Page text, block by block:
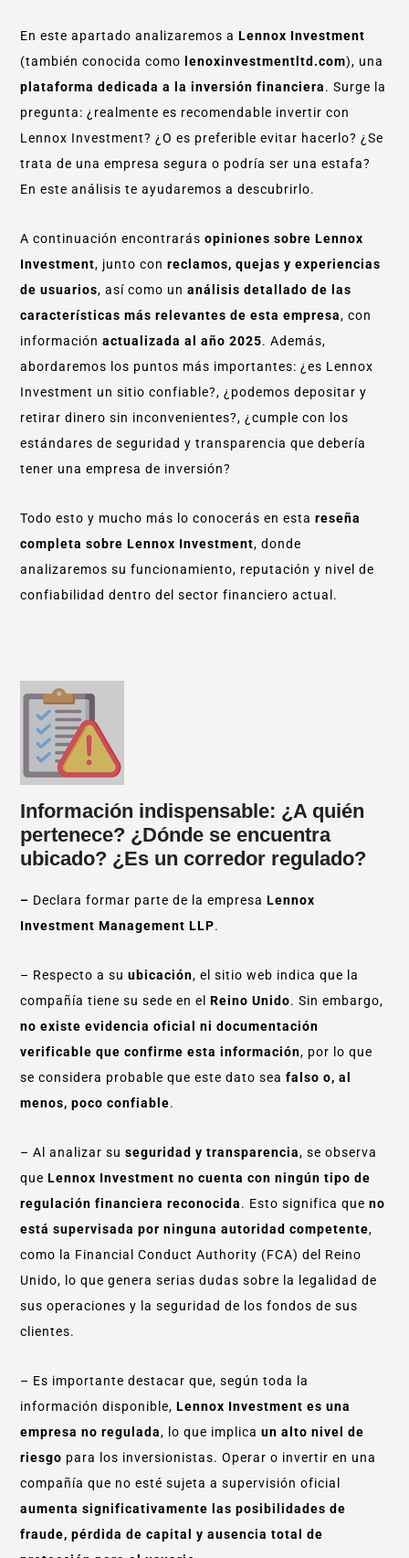
En este apartado analizaremos a Lennox Investment
(también conocida como
lenoxinvestmentltd.com), una
plataforma dedicada a la inversión financiera. Surge la
pregunta: ¿realmente es recomendable invertir con
Lennox Investment? ¿O es preferible evitar hacerlo? ¿Se
trata de una empresa segura o podría ser una estafa?
En este análisis te ayudaremos a descubrirlo.
A continuación encontrarás opiniones sobre Lennox
Investment, junto con reclamos, quejas y experiencias
de usuarios, así como un análisis detallado de las
características más relevantes de esta empresa, con
información actualizada al año 2025. Además,
abordaremos los puntos más importantes: ¿es Lennox
Investment un sitio confiable?, ¿podemos depositar y
retirar dinero sin inconvenientes?, ¿cumple con los
estándares de seguridad y transparencia que debería
tener una empresa de inversión?
Todo esto y mucho más lo conocerás en esta reseña
completa sobre Lennox Investment, donde
analizaremos su funcionamiento, reputación y nivel de
confiabilidad dentro del sector financiero actual.
Información indispensable: ¿A quién
pertenece? ¿Dónde se encuentra
ubicado? ¿Es un corredor regulado?
– Declara formar parte de la empresa Lennox
Investment Management LLP.
– Respecto a su ubicación, el sitio web indica que la
compañía tiene su sede en el Reino Unido. Sin embargo,
no existe evidencia oficial ni documentación
verificable que confirme esta información, por lo que
se considera probable que este dato sea falso o, al
menos, poco confiable.
– Al analizar su seguridad y transparencia, se observa
que Lennox Investment no cuenta con ningún tipo de
regulación financiera reconocida. Esto significa que no
está supervisada por ninguna autoridad competente,
como la Financial Conduct Authority (FCA) del Reino
Unido, lo que genera serias dudas sobre la legalidad de
sus operaciones y la seguridad de los fondos de sus
clientes.
– Es importante destacar que, según toda la
información disponible, Lennox Investment es una
empresa no regulada, lo que implica un alto nivel de
riesgo para los inversionistas. Operar o invertir en una
compañía que no esté sujeta a supervisión oficial
aumenta significativamente las posibilidades de
fraude, pérdida de capital y ausencia total de